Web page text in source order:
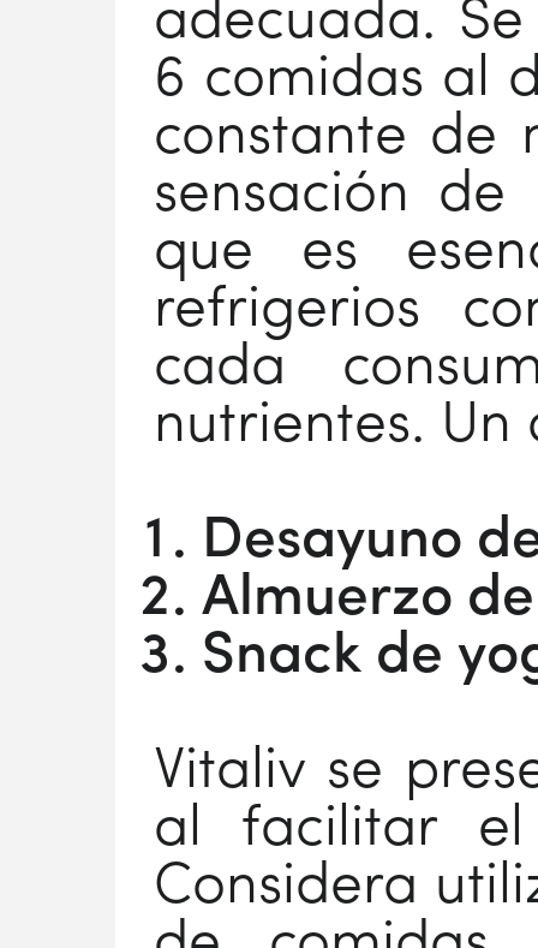
adecuada.
6 comidas al
constante de
sensación
que es
refrigerios
cada
nutrientes.
Desayuno
Almuerzo
Snack de
Vitaliv se
al facilitar el
Considera